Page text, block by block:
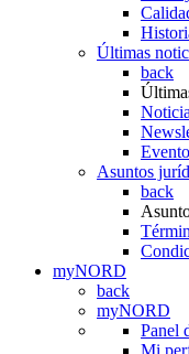
Últimas
back
Asuntos
back
myNORD
back
myNORD
Panel
Mi